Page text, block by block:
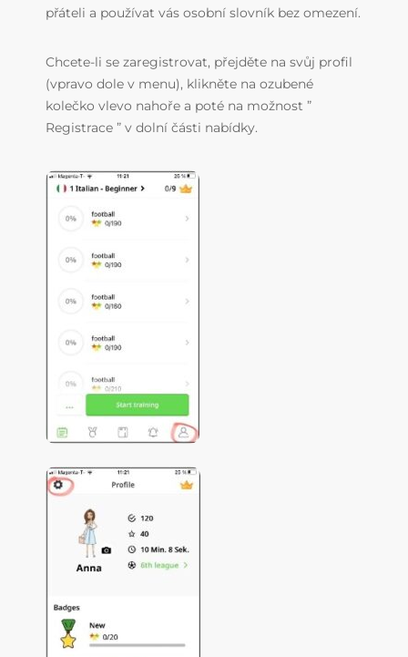
přáteli a používat vás osobní slovník bez omezení.
Chcete-li se zaregistrovat, přejděte na svůj profil
(vpravo dole v menu), klikněte na ozubené
kolečko vlevo nahoře a poté na možnost ”
Registrace ” v dolní části nabídky.